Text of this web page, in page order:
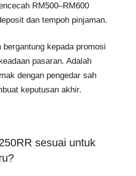
RM500–RM600
dan tempoh pinjaman.
bergantung kepada promosi
pasaran. Adalah
dengan pengedar sah
keputusan akhir.
sesuai untuk